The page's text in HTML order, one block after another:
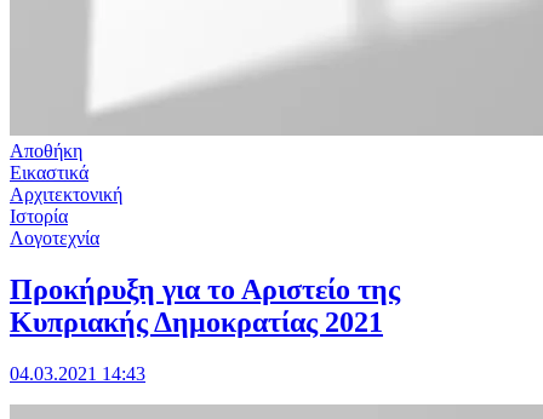
Αποθήκη
Εικαστικά
Αρχιτεκτονική
Ιστορία
Λογοτεχνία
Προκήρυξη για το Αριστείο της
Κυπριακής Δημοκρατίας 2021
04.03.2021 14:43